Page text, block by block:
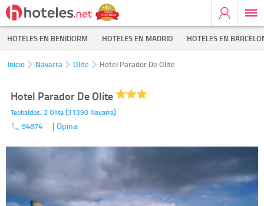
HOTELES EN BENIDORM HOTELES EN MADRID HOTELES EN
Inicio Navarra Olite Hotel Parador De Olite
Hotel Parador De Olite
Teobaldos, 2 Olite(31390 Navarra)
94874 | Opina